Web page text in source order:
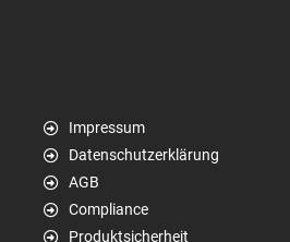
Impressum
Datenschutzerklärung
AGB
Compliance
Produktsicherheit